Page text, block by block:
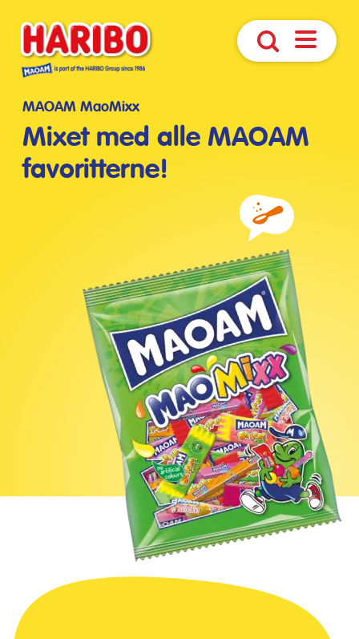
Søg
Åbn
MAOAM MaoMixx
Mixet med alle MAOAM
favoritterne!
Ingredienser